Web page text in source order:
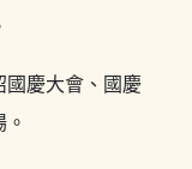
國慶大會、國慶